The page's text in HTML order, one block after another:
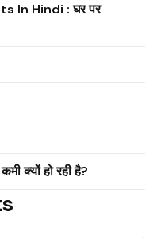
In Hindi : घर पर
क्यों हो रही है?